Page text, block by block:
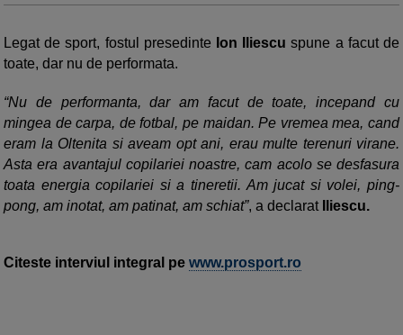
Legat de sport, fostul presedinte Ion Iliescu spune a facut de
toate, dar nu de performata.
“Nu de performanta, dar am facut de toate, incepand cu
mingea de carpa, de fotbal, pe maidan. Pe vremea mea, cand
eram la Oltenita si aveam opt ani, erau multe terenuri virane.
Asta era avantajul copilariei noastre, cam acolo se desfasura
toata energia copilariei si a tineretii. Am jucat si volei, ping-
pong, am inotat, am patinat, am schiat”, a declarat Iliescu.
Citeste interviul integral pe www.prosport.ro